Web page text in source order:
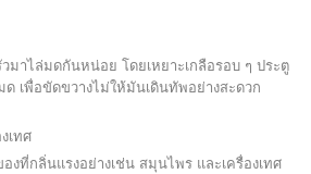
ไล่มดกันหน่อย โดยเหยาะเกลือรอบ ๆ ประตู
เพื่อขัดขวางไม่ให้มันเดินทัพอย่างสะดวก
เทศ
ลิ่นแรงอย่างเช่น สมุนไพร และเครื่องเทศ